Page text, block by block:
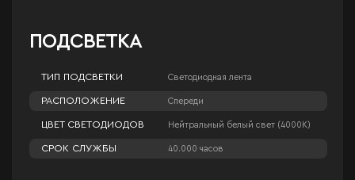
ПОДСВЕТКА
ТИП ПОДСВЕТКИ Светодиодная лента
РАСПОЛОЖЕНИЕ Спереди
ЦВЕТ СВЕТОДИОДОВ Нейтральный белый свет (4000К)
СРОК СЛУЖБЫ 40.000 часов